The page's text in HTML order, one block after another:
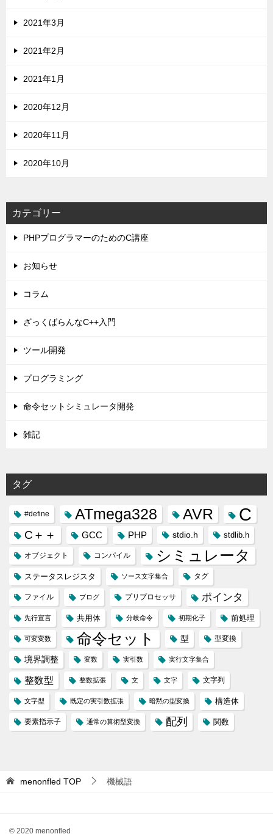
2021年3月
2021年2月
2021年1月
2020年12月
2020年11月
2020年10月
カテゴリー
PHPプログラマーのためのC講座
お知らせ
コラム
ざっくばらんなC++入門
ツール開発
プログラミング
命令セットシミュレータ開発
雑記
タグ
#define ATmega328 AVR C
C＋＋ GCC PHP stdio.h stdlib.h
オブジェクト コンパイル シミュレータ
ステータスレジスタ ソース文字集合 タグ
ファイル ブログ プリプロセッサ ポインタ
先行宣言 共用体 分岐命令 初期化子 前処理
可変変数 命令セット 型 型変換
境界調整 変数 実引数 実行文字集合
整数型 整数拡張 文 文字 文字列
文字型 既定の実引数拡張 暗黙の型変換 構造体
要素指示子 通常の算術型変換 配列 関数
menonfled TOP 機械語
© 2020 menonfled